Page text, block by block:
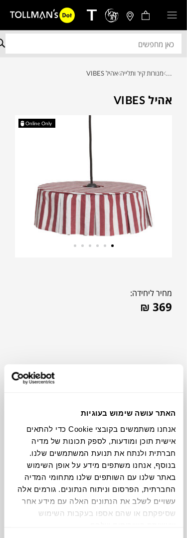
האתר עושה שימוש בעוגיות
אנחנו משתמשים בקובצי Cookie כדי להתאים
אישית תוכן ומודעות, לספק תכונות של מדיה
חברתית ולנתח את תנועת המשתמשים שלנו.
בנוסף, אנחנו משתפים מידע על אופן השימוש
באתר שלנו עם השותפים שלנו מתחומי המדיה
החברתית, הפרסום וניתוח הנתונים. גורמים אלה
עשויים לשלב את הנתונים האלה עם מידע אחר
שסיפקתם או שהם אספו בעקבות השימוש
... מנורות קיר ותלייה אהיל VIBES
אהיל VIBES
Online Only
מחיר ליחידה:
₪ 369
תוכלו למצוא אותי ב:
חלה שגיאה. אנא רעננו את הדף ונסו שנית
צבעים